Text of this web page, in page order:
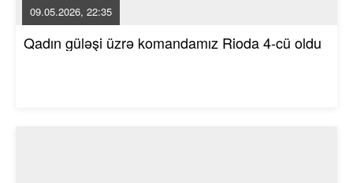
09.05.2026, 22:35
Qadın güləşi üzrə komandamız Rioda 4-cü oldu